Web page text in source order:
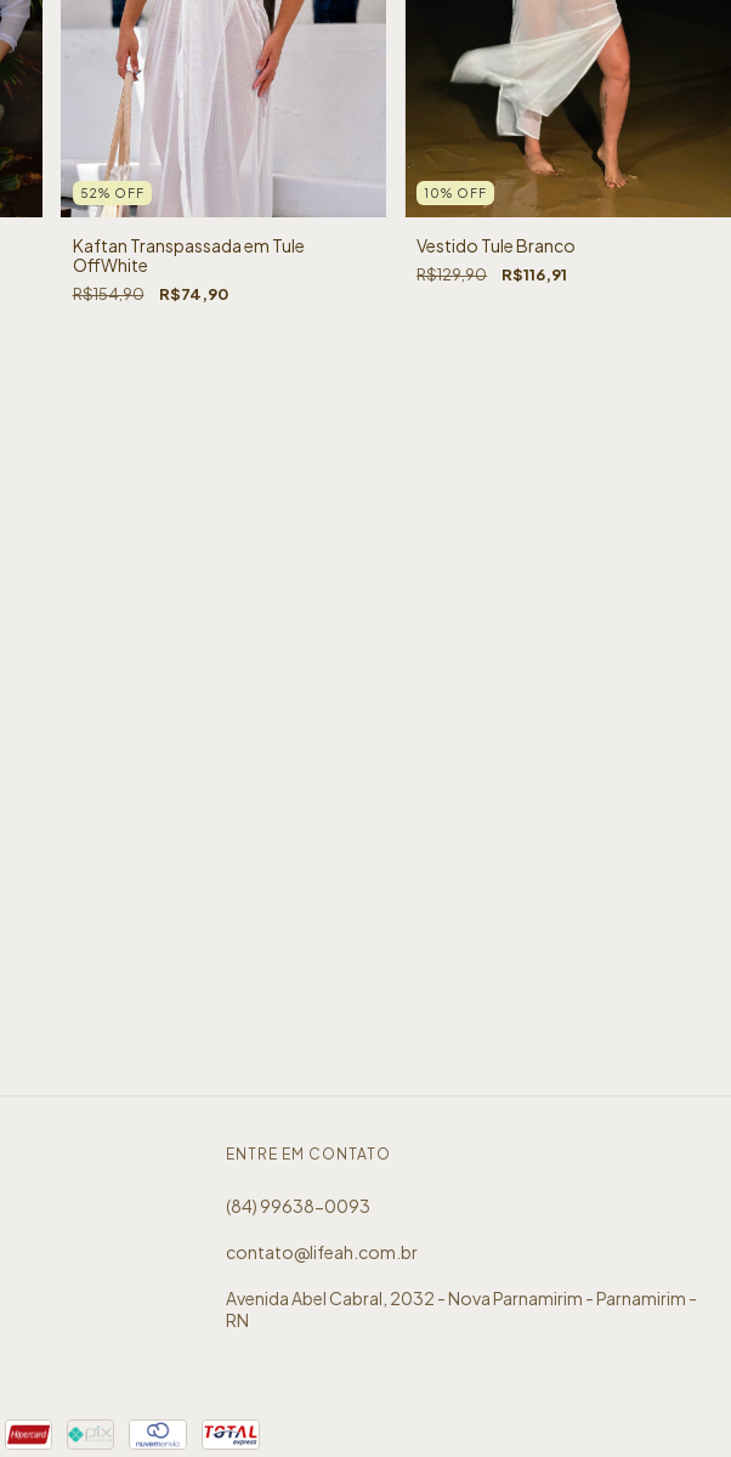
52% OFF
Kaftan Transpassada em Tule
OffWhite
R$154,90 R$74,90
10% OFF
Vestido Tule Branco
R$129,90 R$116,91
ENTRE EM CONTATO
(84) 99638-0093
contato@lifeah.com.br
Avenida Abel Cabral, 2032 - Nova Parnamirim - Parnamirim -
RN